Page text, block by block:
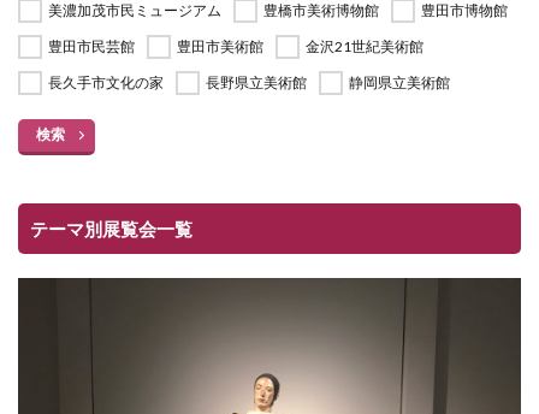
美濃加茂市民ミュージアム
豊橋市美術博物館
豊田市博物館
豊田市民芸館
豊田市美術館
金沢21世紀美術館
長久手市文化の家
長野県立美術館 静岡県立美術館
検索
テーマ別展覧会一覧